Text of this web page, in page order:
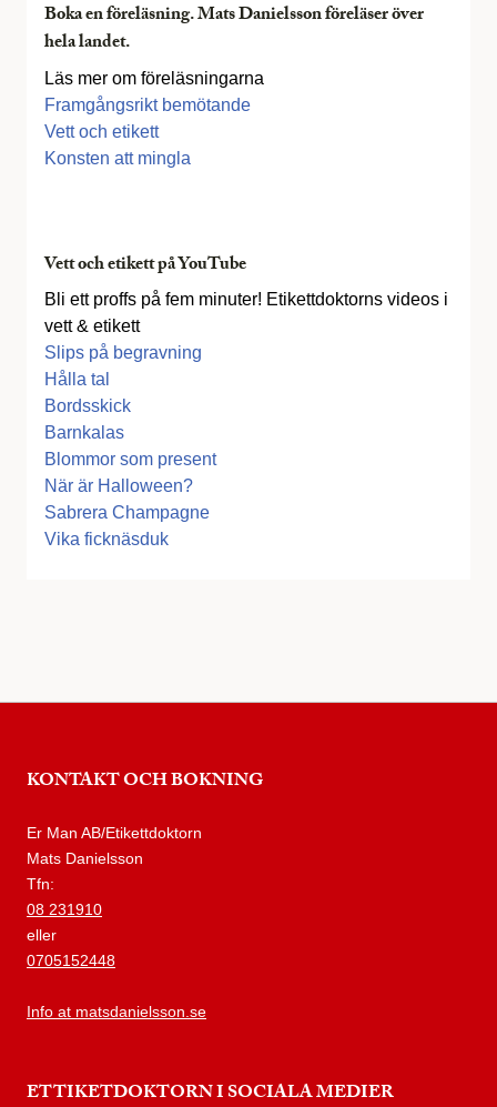
Boka en föreläsning. Mats Danielsson föreläser över
hela landet.
Läs mer om föreläsningarna
Framgångsrikt bemötande
Vett och etikett
Konsten att mingla
Vett och etikett på YouTube
Bli ett proffs på fem minuter! Etikettdoktorns videos i
vett & etikett
Slips på begravning
Hålla tal
Bordsskick
Barnkalas
Blommor som present
När är Halloween?
Sabrera Champagne
Vika ficknäsduk
KONTAKT OCH BOKNING
Er Man AB/Etikettdoktorn
Mats Danielsson
Tfn:
08 231910
eller
0705152448
Info at matsdanielsson.se
ETTIKETDOKTORN I SOCIALA MEDIER